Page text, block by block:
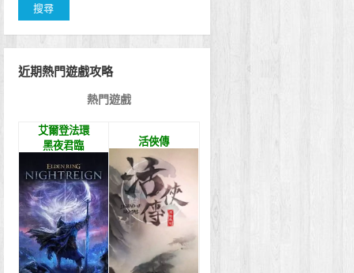
近期熱門遊戲攻略
熱門遊戲
艾爾登法環
黑夜君臨
活俠傳